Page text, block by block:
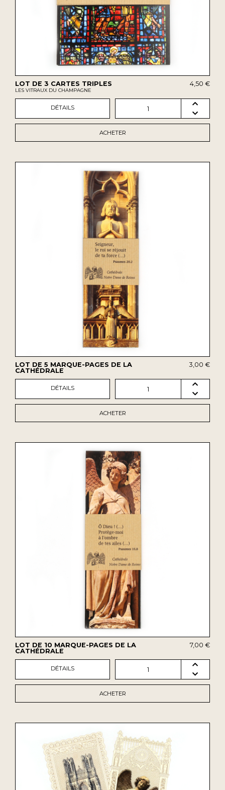
LOT DE 3 CARTES TRIPLES
LES VITRAUX DU CHAMPAGNE
4,50 €
DÉTAILS 1
ACHETER
LOT DE 5 MARQUE-PAGES DE LA
CATHÉDRALE
3,00 €
DÉTAILS 1
ACHETER
LOT DE 10 MARQUE-PAGES DE LA
CATHÉDRALE
7,00 €
DÉTAILS 1
ACHETER